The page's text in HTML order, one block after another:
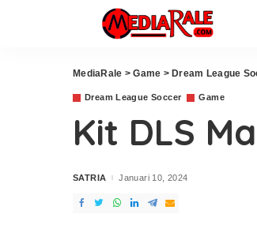
MediaRale >Game > Dream League
Dream League Soccer Game
Kit DLS
Posted
SATRIA Januari 10, 2024